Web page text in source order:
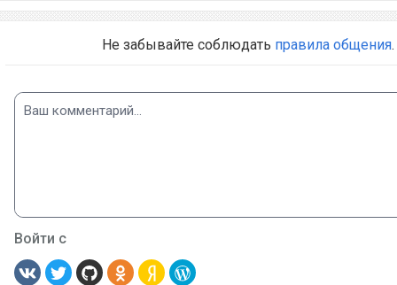
Не забывайте соблюдать правила общения.
Войти с